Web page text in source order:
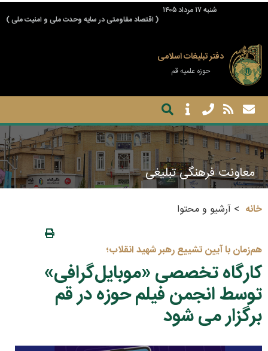
شنبه ۱۷ مرداد ۱۴۰۵
( اقتصاد مقاومتی در سایه وحدت ملی و امنیت ملی )
دفتر تبلیغات اسلامی
حوزه علمیه قم
معاونت فرهنگی تبلیغی
خانه آرشیو و محتوا
هم‌زمان با آیین تشییع رهبر شهید انقلاب؛
کارگاه تخصصی «موبایل‌گرافی»
توسط انجمن فیلم حوزه در قم
برگزار می شود